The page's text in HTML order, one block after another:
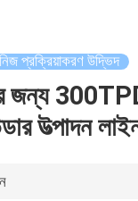
প্রক্রিয়াকরণ উদ্ভিদ
জন্য
উত্পাদন